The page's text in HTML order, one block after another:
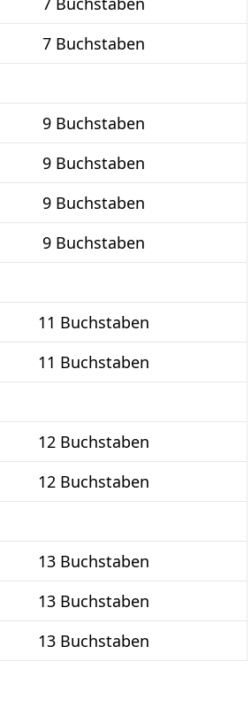
7 Buchstaben
9 Buchstaben
9 Buchstaben
9 Buchstaben
9 Buchstaben
11 Buchstaben
11 Buchstaben
12 Buchstaben
12 Buchstaben
13 Buchstaben
13 Buchstaben
13 Buchstaben